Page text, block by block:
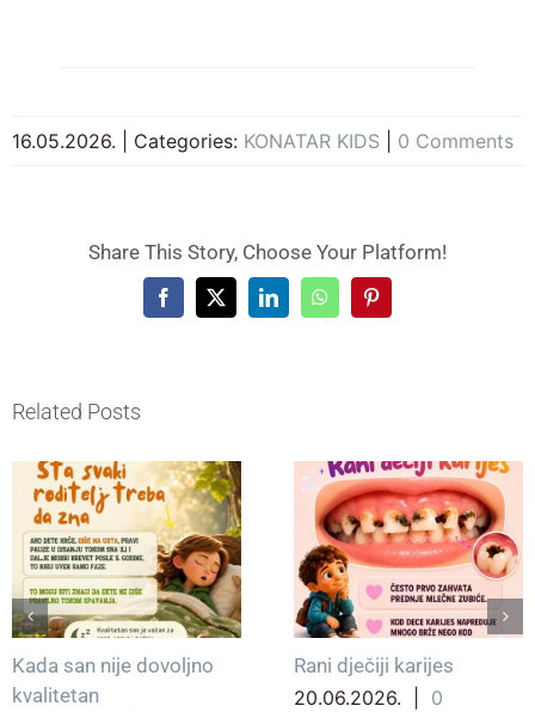
16.05.2026. Categories: KONATAR KIDS 0 Comments
Share This Story, Choose Your Platform!
Facebook
X LinkedInWhatsAppPinterest
Related Posts
Kada san nije dovoljno
kvalitetan
Rani dječiji karijes
20.06.2026.
0